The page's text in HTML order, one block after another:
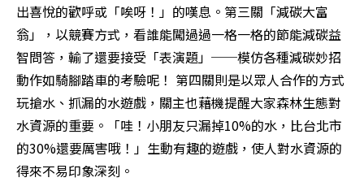
出喜悅的歡呼或「唉呀！」的嘆息。第三關「減碳大富
翁」，以競賽方式，看誰能闖過過一格一格的節能減碳益
智問答，輸了還要接受「表演題」──模仿各種減碳妙招
動作如騎腳踏車的考驗呢！ 第四關則是以眾人合作的方式
玩搶水、抓漏的水遊戲，關主也藉機提醒大家森林生態對
水資源的重要。「哇！小朋友只漏掉10%的水，比台北市
的30%還要厲害哦！」生動有趣的遊戲，使人對水資源的
得來不易印象深刻。